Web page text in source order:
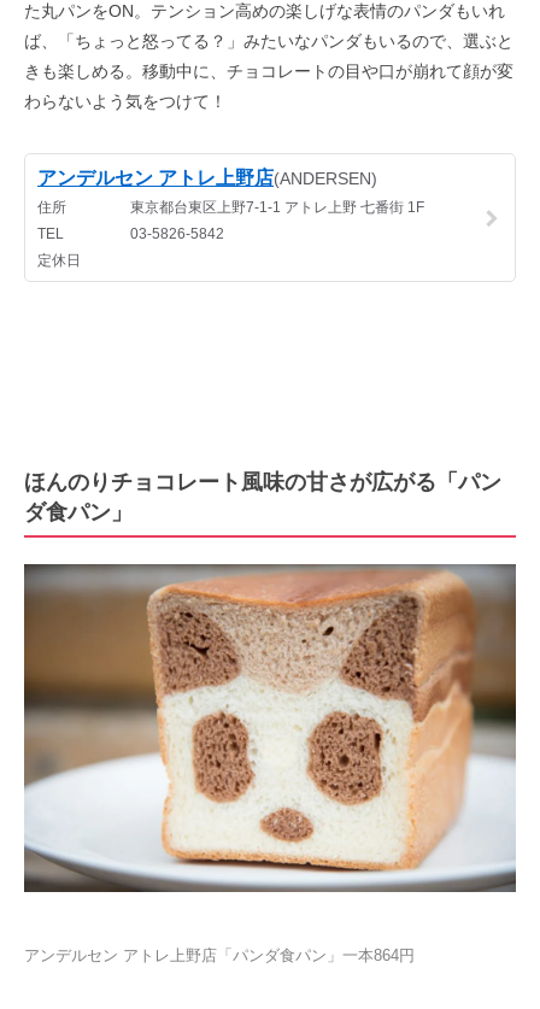
た丸パンをON。テンション高めの楽しげな表情のパンダもいれ
ば、「ちょっと怒ってる？」みたいなパンダもいるので、選ぶと
きも楽しめる。移動中に、チョコレートの目や口が崩れて顔が変
わらないよう気をつけて！
ほんのりチョコレート風味の甘さが広がる「パン
ダ食パン」
アンデルセン アトレ上野店「パンダ食パン」一本864円